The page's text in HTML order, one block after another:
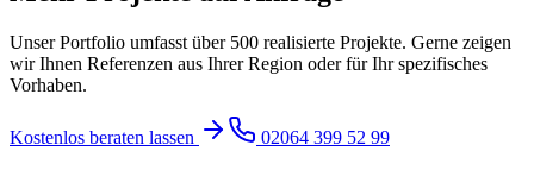
Unser Portfolio umfasst über 500 realisierte Projekte. Gerne zeigen
wir Ihnen Referenzen aus Ihrer Region oder für Ihr spezifisches
Vorhaben.
Kostenlos beraten lassen 02064 399 52 99